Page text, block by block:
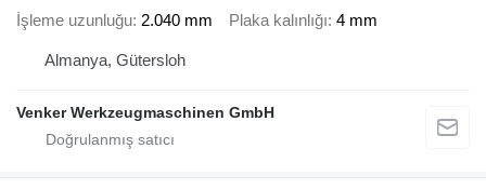
İşleme uzunluğu 2.040 mm Plaka kalınlığı 4 mm
Almanya, Gütersloh
Venker Werkzeugmaschinen GmbH